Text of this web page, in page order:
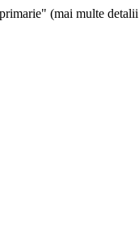
(mai multe detalii